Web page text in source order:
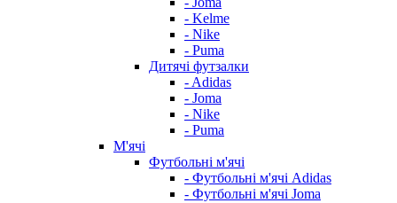
- Kelme
- Nike
- Puma
Дитячі футзалки
- Adidas
- Joma
- Nike
- Puma
М'ячі
Футбольні м'ячі
- Футбольні м'ячі Adidas
- Футбольні м'ячі Joma